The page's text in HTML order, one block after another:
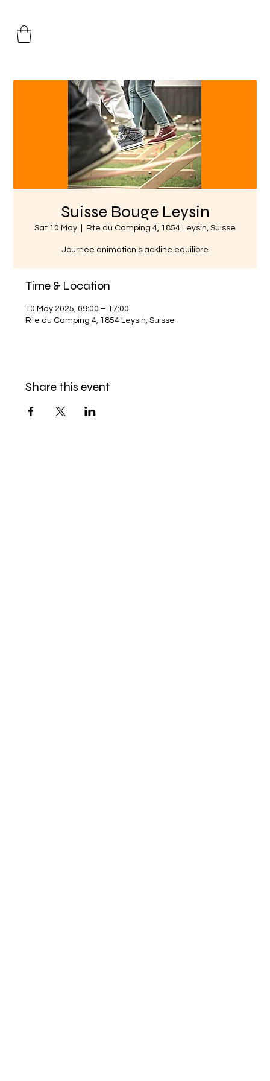
Suisse Bouge Leysin
Sat 10 May Rte du Camping 4, 1854 Leysin, Suisse
Journée animation slackline équilibre
Time & Location
10 May 2025, 09:00 – 17:00
Rte du Camping 4, 1854 Leysin, Suisse
Share this event